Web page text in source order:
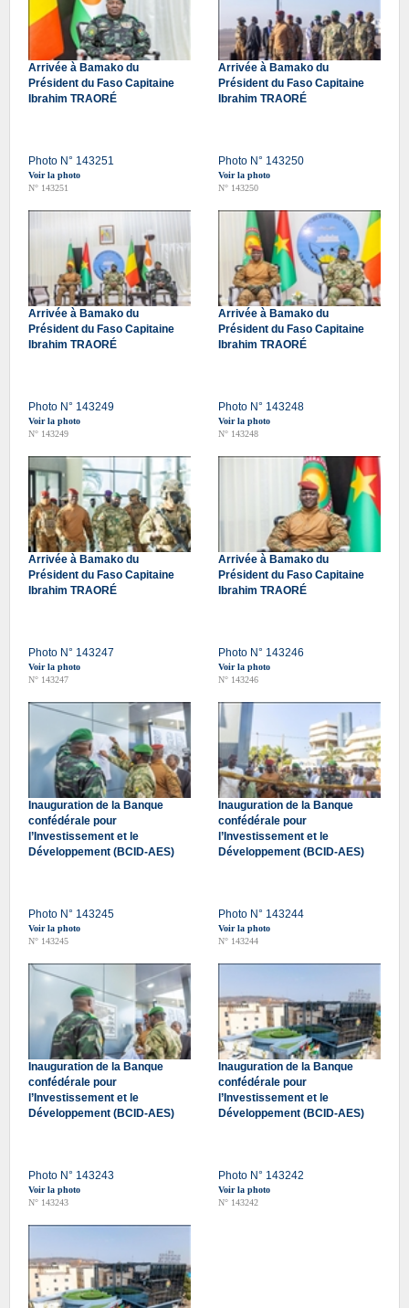
Arrivée à Bamako du
Président du Faso Capitaine
Ibrahim TRAORÉ
Photo N° 143251
Voir la photo
N° 143251
Arrivée à Bamako du
Président du Faso Capitaine
Ibrahim TRAORÉ
Photo N° 143250
Voir la photo
N° 143250
Arrivée à Bamako du
Président du Faso Capitaine
Ibrahim TRAORÉ
Photo N° 143249
Voir la photo
N° 143249
Arrivée à Bamako du
Président du Faso Capitaine
Ibrahim TRAORÉ
Photo N° 143248
Voir la photo
N° 143248
Arrivée à Bamako du
Président du Faso Capitaine
Ibrahim TRAORÉ
Photo N° 143247
Voir la photo
N° 143247
Arrivée à Bamako du
Président du Faso Capitaine
Ibrahim TRAORÉ
Photo N° 143246
Voir la photo
N° 143246
Inauguration de la Banque
confédérale pour
l’Investissement et le
Développement (BCID-AES)
Photo N° 143245
Voir la photo
N° 143245
Inauguration de la Banque
confédérale pour
l’Investissement et le
Développement (BCID-AES)
Photo N° 143244
Voir la photo
N° 143244
Inauguration de la Banque
confédérale pour
l’Investissement et le
Développement (BCID-AES)
Photo N° 143243
Voir la photo
N° 143243
Inauguration de la Banque
confédérale pour
l’Investissement et le
Développement (BCID-AES)
Photo N° 143242
Voir la photo
N° 143242